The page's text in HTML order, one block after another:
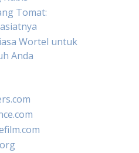
Tomat:
Wortel untuk
Anda